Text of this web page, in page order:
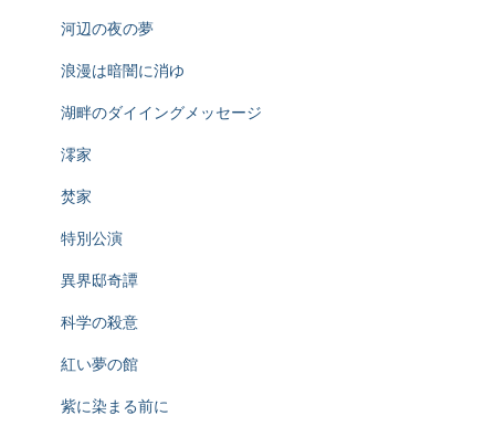
河辺の夜の夢
浪漫は暗闇に消ゆ
湖畔のダイイングメッセージ
澪家
焚家
特別公演
異界邸奇譚
科学の殺意
紅い夢の館
紫に染まる前に